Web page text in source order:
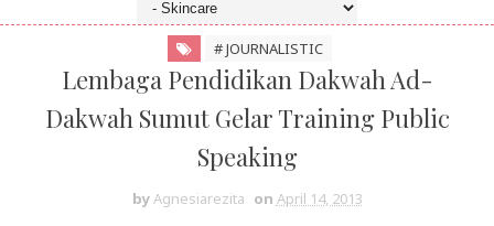
# JOURNALISTIC
Lembaga Pendidikan Dakwah Ad-
Dakwah Sumut Gelar Training Public
Speaking
byAgnesiarezita on April 14, 2013